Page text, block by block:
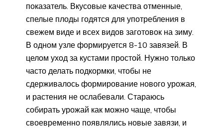
показатель. Вкусовые качества отменные,
спелые плоды годятся для употребления в
свежем виде и всех видов заготовок на зиму.
В одном узле формируется 8-10 завязей. В
целом уход за кустами простой. Нужно только
часто делать подкормки, чтобы не
сдерживалось формирование нового урожая,
и растения не ослабевали. Стараюсь
собирать урожай как можно чаще, чтобы
своевременно появлялись новые завязи, и